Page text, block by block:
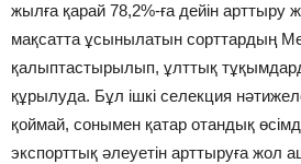
жылға қарай 78,2%-ға дейін арттыру
мақсатта ұсынылатын сорттардың
қалыптастырылып, ұлттық
құрылуда. Бұл ішкі селекция
қоймай, сонымен қатар отандық
экспорттық әлеуетін арттыруға жол